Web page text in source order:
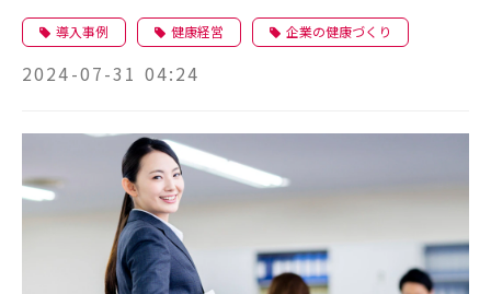
を目指し、さまざまな企画を検討中
導入事例 健康経営 企業の健康づくり
2024-07-31 04:24